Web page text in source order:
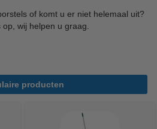
of komt u er niet helemaal uit?
op, wij helpen u graag.
producten